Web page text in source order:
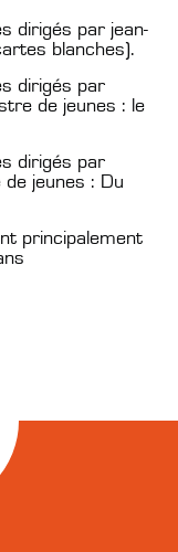
dirigés par jean-
blanches).
dirigés par
de jeunes : le
dirigés par
jeunes : Du
principalement